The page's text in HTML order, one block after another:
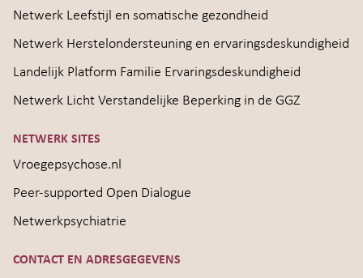
Netwerk Leefstijl en somatische gezondheid
Netwerk Herstelondersteuning en ervaringsdeskundigheid
Landelijk Platform Familie Ervaringsdeskundigheid
Netwerk Licht Verstandelijke Beperking in de GGZ
NETWERK SITES
Vroegepsychose.nl
Peer-supported Open Dialogue
Netwerkpsychiatrie
CONTACT EN ADRESGEGEVENS